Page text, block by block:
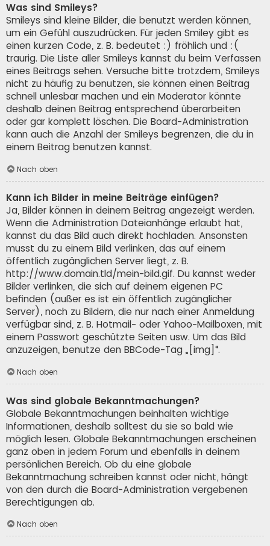
Was sind Smileys?
Smileys sind kleine Bilder, die benutzt werden können,
um ein Gefühl auszudrücken. Für jeden Smiley gibt es
einen kurzen Code, z. B. bedeutet :) fröhlich und :(
traurig. Die Liste aller Smileys kannst du beim Verfassen
eines Beitrags sehen. Versuche bitte trotzdem, Smileys
nicht zu häufig zu benutzen, sie können einen Beitrag
schnell unlesbar machen und ein Moderator könnte
deshalb deinen Beitrag entsprechend überarbeiten
oder gar komplett löschen. Die Board-Administration
kann auch die Anzahl der Smileys begrenzen, die du in
einem Beitrag benutzen kannst.
Nach oben
Kann ich Bilder in meine Beiträge einfügen?
Ja, Bilder können in deinem Beitrag angezeigt werden.
Wenn die Administration Dateianhänge erlaubt hat,
kannst du das Bild auch direkt hochladen. Ansonsten
musst du zu einem Bild verlinken, das auf einem
öffentlich zugänglichen Server liegt, z. B.
http://www.domain.tld/mein-bild.gif. Du kannst weder
Bilder verlinken, die sich auf deinem eigenen PC
befinden (außer es ist ein öffentlich zugänglicher
Server), noch zu Bildern, die nur nach einer Anmeldung
verfügbar sind, z. B. Hotmail- oder Yahoo-Mailboxen, mit
einem Passwort geschützte Seiten usw. Um das Bild
anzuzeigen, benutze den BBCode-Tag „[img]“.
Nach oben
Was sind globale Bekanntmachungen?
Globale Bekanntmachungen beinhalten wichtige
Informationen, deshalb solltest du sie so bald wie
möglich lesen. Globale Bekanntmachungen erscheinen
ganz oben in jedem Forum und ebenfalls in deinem
persönlichen Bereich. Ob du eine globale
Bekanntmachung schreiben kannst oder nicht, hängt
von den durch die Board-Administration vergebenen
Berechtigungen ab.
Nach oben